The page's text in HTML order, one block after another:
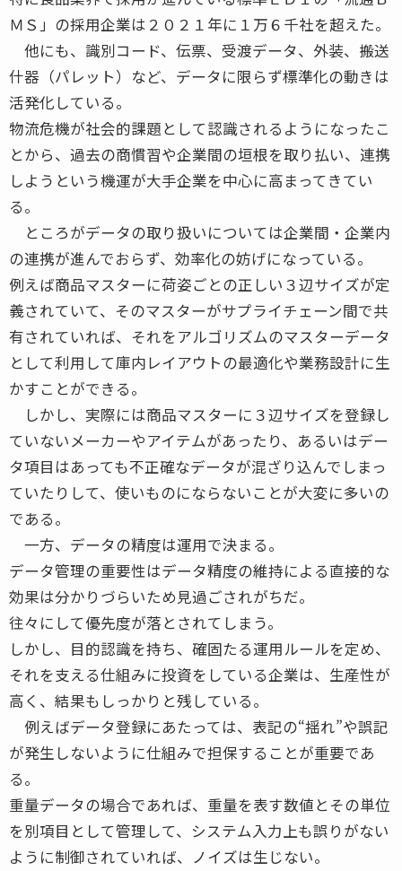
ＭＳ」の採用企業は２０２１年に１万６千社を超えた。
他にも、識別コード、伝票、受渡データ、外装、搬送
什器（パレット）など、データに限らず標準化の動きは
活発化している。
物流危機が社会的課題として認識されるようになったこ
とから、過去の商慣習や企業間の垣根を取り払い、連携
しようという機運が大手企業を中心に高まってきてい
る。
ところがデータの取り扱いについては企業間・企業内
の連携が進んでおらず、効率化の妨げになっている。
例えば商品マスターに荷姿ごとの正しい３辺サイズが定
義されていて、そのマスターがサプライチェーン間で共
有されていれば、それをアルゴリズムのマスターデータ
として利用して庫内レイアウトの最適化や業務設計に生
かすことができる。
しかし、実際には商品マスターに３辺サイズを登録し
ていないメーカーやアイテムがあったり、あるいはデー
タ項目はあっても不正確なデータが混ざり込んでしまっ
ていたりして、使いものにならないことが大変に多いの
である。
一方、データの精度は運用で決まる。
データ管理の重要性はデータ精度の維持による直接的な
効果は分かりづらいため見過ごされがちだ。
往々にして優先度が落とされてしまう。
しかし、目的認識を持ち、確固たる運用ルールを定め、
それを支える仕組みに投資をしている企業は、生産性が
高く、結果もしっかりと残している。
例えばデータ登録にあたっては、表記の“揺れ”や誤記
が発生しないように仕組みで担保することが重要であ
る。
重量データの場合であれば、重量を表す数値とその単位
を別項目として管理して、システム入力上も誤りがない
ように制御されていれば、ノイズは生じない。